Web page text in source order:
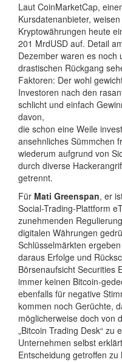
Laut CoinMarketCap,
Kursdatenanbieter,
Kryptowährungen heute
201 MrdUSD auf. Detail
Dezember waren es noch
drastischen Rückgang
Faktoren: Der wohl
Investoren nach den
schlicht und einfach
davon,
die schon eine Weile
ansehnliches Sümmchen
wiederum aufgrund von
durch diverse
getrennt.
Für Mati Greenspan, er
Social-Trading-Plattform
zunehmenden
digitalen Währungen
Schlüsselmärkten
daraus Erfolge und
Börsenaufsicht Securities
immer keinen Bitcoin-
ebenfalls für negative
kommen noch Gerüchte,
möglicherweise doch von
„Bitcoin Trading Desk“ zu
Unternehmen selbst
Entscheidung getroffen zu